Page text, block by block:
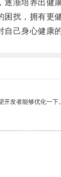
渐培养出健康
扰，拥有更健
身心健康
发者能够优化一下。